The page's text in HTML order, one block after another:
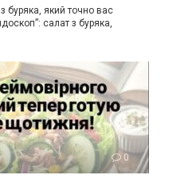
буряка, який точно вас
салат з буряка,
0